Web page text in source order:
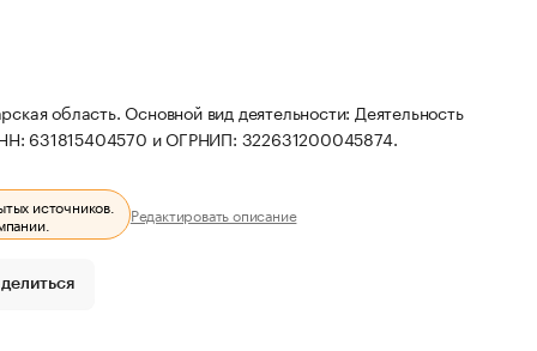
область. Основной вид деятельности: Деятельность
631815404570 и ОГРНИП: 322631200045874.
источников. Редактировать описание